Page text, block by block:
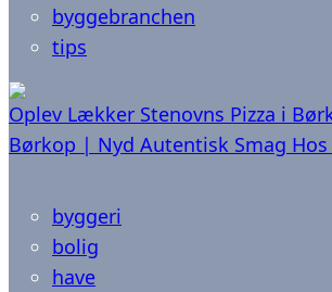
byggebranchen
tips
Oplev Lækker Stenovns Pizza i
Børkop | Nyd Autentisk Smag Hos
byggeri
bolig
have